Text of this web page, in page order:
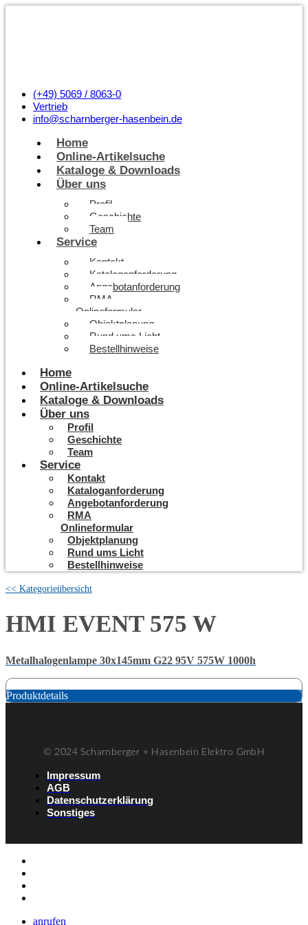
(+49) 5069 / 8063-0
Vertrieb
info@scharnberger-hasenbein.de
Home
Online-Artikelsuche
Kataloge & Downloads
Über uns
Profil
Geschichte
Team
Service
Kontakt
Kataloganforderung
Angebotanforderung
RMA
Onlineformular
Objektplanung
Rund ums Licht
Bestellhinweise
Home
Online-Artikelsuche
Kataloge & Downloads
Über uns
Profil
Geschichte
Team
Service
Kontakt
Kataloganforderung
Angebotanforderung
RMA
Onlineformular
Objektplanung
Rund ums Licht
Bestellhinweise
<< Kategorieübersicht
HMI EVENT 575 W
Metalhalogenlampe 30x145mm G22 95V 575W 1000h
Produktdetails
© 2024 Scharnberger + Hasenbein Elektro GmbH
Impressum
AGB
Datenschutzerklärung
Sonstiges
anrufen